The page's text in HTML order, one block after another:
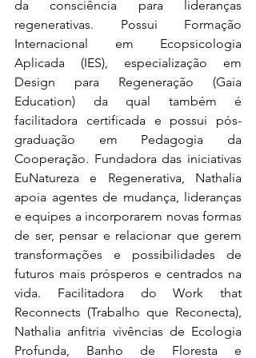
da consciência para lideranças
regenerativas. Possui Formação
Internacional em Ecopsicologia
Aplicada (IES), especialização em
Design para Regeneração (Gaia
Education) da qual também é
facilitadora certificada e possui pós-
graduação em Pedagogia da
Cooperação. Fundadora das iniciativas
EuNatureza e Regenerativa, Nathalia
apoia agentes de mudança, lideranças
e equipes a incorporarem novas formas
de ser, pensar e relacionar que gerem
transformações e possibilidades de
futuros mais prósperos e centrados na
vida. Facilitadora do Work that
Reconnects (Trabalho que Reconecta),
Nathalia anfitria vivências de Ecologia
Profunda, Banho de Floresta e